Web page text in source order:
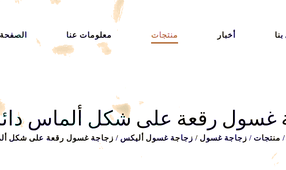
معلومات عنا منتجات أخبار
غسول رقعة على شكل ألماس
/ منتجات / زجاجة غسول / زجاجة غسول أليكس / زجاجة غسول رقعة على شكل